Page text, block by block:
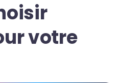
votre